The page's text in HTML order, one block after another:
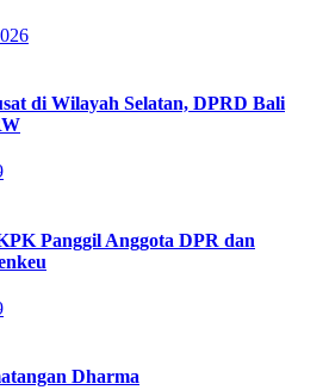
di Wilayah Selatan, DPRD Bali
Panggil Anggota DPR dan
Dharma